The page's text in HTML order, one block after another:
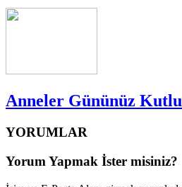
Anneler Gününüz
YORUMLAR
Yorum Yapmak İster misiniz?